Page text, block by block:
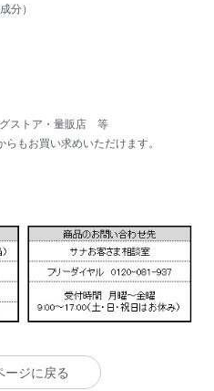
分）
ストア・量販店 等
もお買い求めいただけます。
ージに戻る